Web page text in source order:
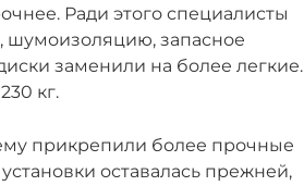
Ради этого специалисты
шумоизоляцию, запасное
заменили на более легкие.
кг.
прикрепили более прочные
оставалась прежней,